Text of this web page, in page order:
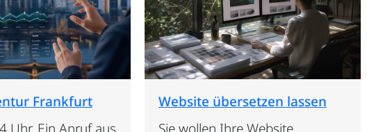
Frankfurt
Uhr. Ein Anruf aus
Website übersetzen lassen
Sie wollen Ihre Website